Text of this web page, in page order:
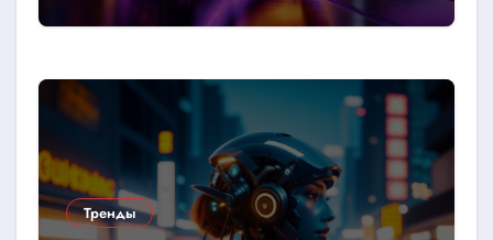
Тренды